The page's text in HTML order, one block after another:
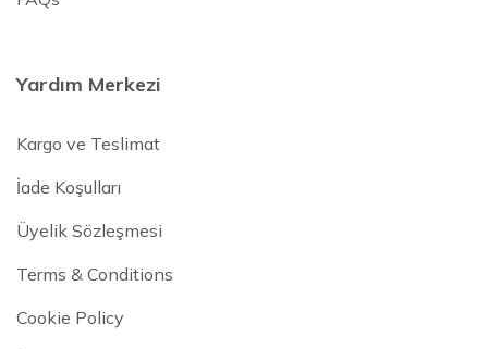
Yardım Merkezi
Kargo ve Teslimat
İade Koşulları
Üyelik Sözleşmesi
Terms & Conditions
Cookie Policy